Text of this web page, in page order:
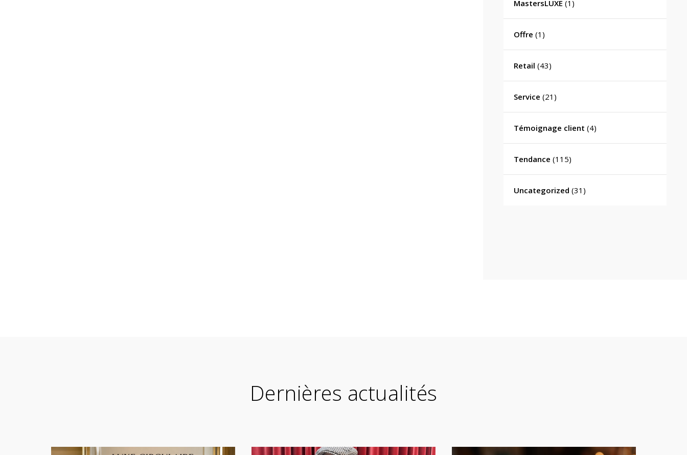
MastersLUXE (1)
Offre (1)
Retail (43)
Service (21)
Témoignage client (4)
Tendance (115)
Uncategorized (31)
Dernières actualités